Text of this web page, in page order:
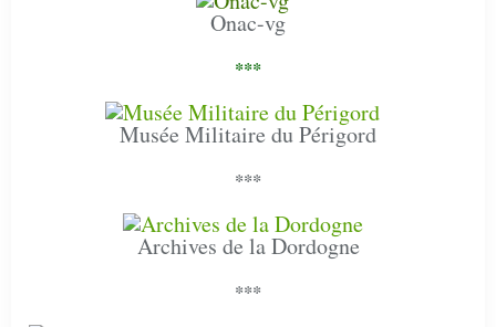
Onac-vg
***
Musée Militaire du Périgord
***
Archives de la Dordogne
***